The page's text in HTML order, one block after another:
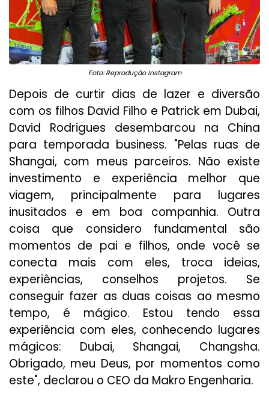
Foto: Reprodução Instagram
Depois de curtir dias de lazer e diversão
com os filhos David Filho e Patrick em Dubai,
David Rodrigues desembarcou na China
para temporada business. "Pelas ruas de
Shangai, com meus parceiros. Não existe
investimento e experiência melhor que
viagem, principalmente para lugares
inusitados e em boa companhia. Outra
coisa que considero fundamental são
momentos de pai e filhos, onde você se
conecta mais com eles, troca ideias,
experiências, conselhos projetos. Se
conseguir fazer as duas coisas ao mesmo
tempo, é mágico. Estou tendo essa
experiência com eles, conhecendo lugares
mágicos: Dubai, Shangai, Changsha.
Obrigado, meu Deus, por momentos como
este", declarou o CEO da Makro Engenharia.